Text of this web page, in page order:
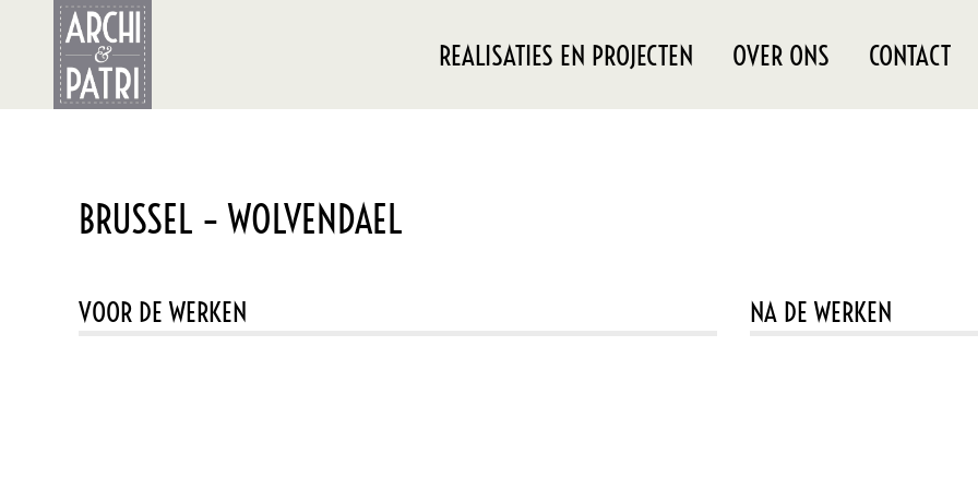
REALISATIES EN PROJECTEN OVER ONS CONTACT
BRUSSEL – WOLVENDAEL
VOOR DE WERKEN NA DE WERKEN